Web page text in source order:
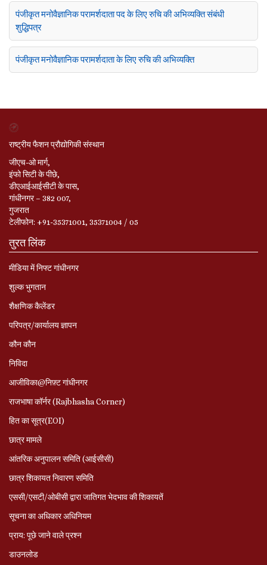
पंजीकृत मनोवैज्ञानिक परामर्शदाता पद के लिए रुचि की अभिव्यक्ति संबंधी
शुद्धिपत्र
पंजीकृत मनोवैज्ञानिक परामर्शदाता के लिए रुचि की अभिव्यक्ति
राष्ट्रीय फैशन प्रौद्योगिकी संस्थान
जीएच-ओ मार्ग,
इंफो सिटी के पीछे,
डीएआईआईसीटी के पास,
गांधीनगर – 382 007,
गुजरात
टेलीफोन: +91-35371001, 35371004 / 05
तुरत लिंक
मीडिया में निफ्ट गांधीनगर
शुल्क भुगतान
शैक्षणिक कैलेंडर
परिपत्र/कार्यालय ज्ञापन
कौन कौन
निविदा
आजीविका@निफ़्ट गांधीनगर
राजभाषा कॉर्नर (Rajbhasha Corner)
हित का सूत्र(EOI)
छात्र मामले
आंतरिक अनुपालन समिति (आईसीसी)
छात्र शिकायत निवारण समिति
एससी/एसटी/ओबीसी द्वारा जातिगत भेदभाव की शिकायतें
सूचना का अधिकार अधिनियम
प्राय: पूछे जाने वाले प्रश्‍न
डाउनलोड